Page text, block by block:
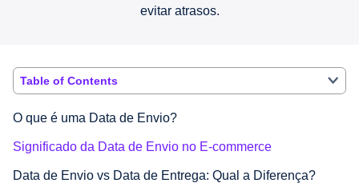
evitar atrasos.
Table of Contents
O que é uma Data de Envio?
Significado da Data de Envio no E-commerce
Data de Envio vs Data de Entrega: Qual a Diferença?